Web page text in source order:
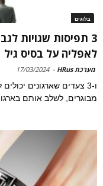
בלוגים
3 תפיסות שגויות
לאפליה על בסיס גיל
מערכת HRus -
17/03/2024
ו-3 צעדים שארגונים
מבוגרים, לשלב אותם